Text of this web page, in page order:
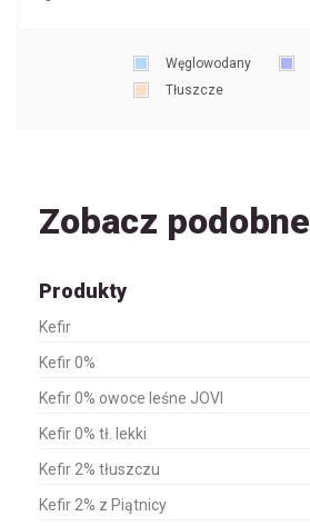
Węglowodany
Tłuszcze
Zobacz podobne
Produkty
Kefir
Kefir 0%
Kefir 0% owoce leśne JOVI
Kefir 0% tł. lekki
Kefir 2% tłuszczu
Kefir 2% z Piątnicy